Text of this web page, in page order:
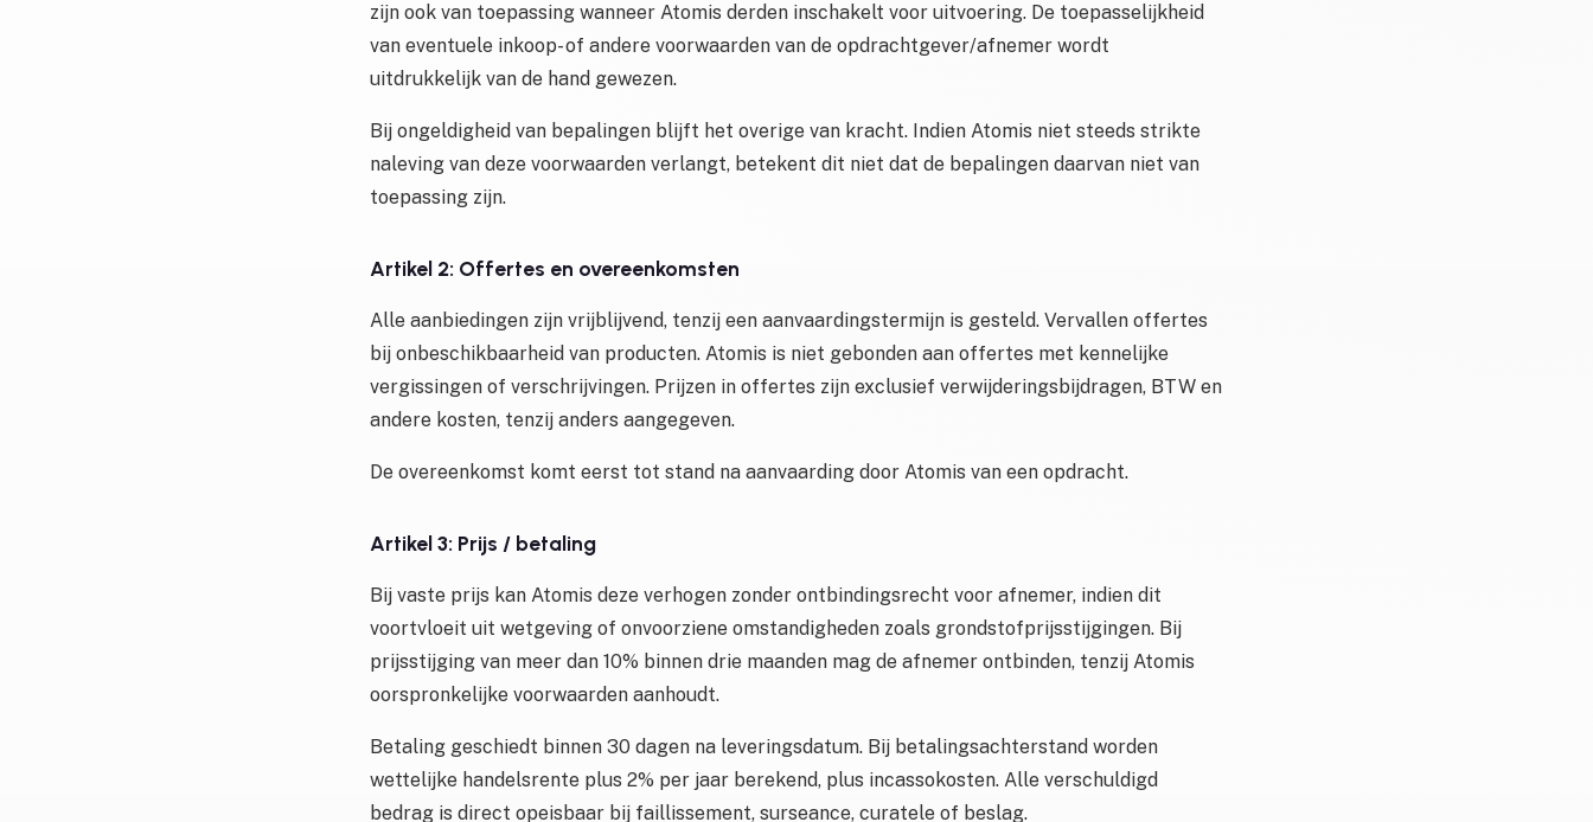
zijn ook van toepassing wanneer Atomis derden inschakelt voor uitvoering. De toepasselijkheid
van eventuele inkoop- of andere voorwaarden van de opdrachtgever/afnemer wordt
uitdrukkelijk van de hand gewezen.
Bij ongeldigheid van bepalingen blijft het overige van kracht. Indien Atomis niet steeds strikte
naleving van deze voorwaarden verlangt, betekent dit niet dat de bepalingen daarvan niet van
toepassing zijn.
Artikel 2: Offertes en overeenkomsten
Alle aanbiedingen zijn vrijblijvend, tenzij een aanvaardingstermijn is gesteld. Vervallen offertes
bij onbeschikbaarheid van producten. Atomis is niet gebonden aan offertes met kennelijke
vergissingen of verschrijvingen. Prijzen in offertes zijn exclusief verwijderingsbijdragen, BTW en
andere kosten, tenzij anders aangegeven.
De overeenkomst komt eerst tot stand na aanvaarding door Atomis van een opdracht.
Artikel 3: Prijs / betaling
Bij vaste prijs kan Atomis deze verhogen zonder ontbindingsrecht voor afnemer, indien dit
voortvloeit uit wetgeving of onvoorziene omstandigheden zoals grondstofprijsstijgingen. Bij
prijsstijging van meer dan 10% binnen drie maanden mag de afnemer ontbinden, tenzij Atomis
oorspronkelijke voorwaarden aanhoudt.
Betaling geschiedt binnen 30 dagen na leveringsdatum. Bij betalingsachterstand worden
wettelijke handelsrente plus 2% per jaar berekend, plus incassokosten. Alle verschuldigd
bedrag is direct opeisbaar bij faillissement, surseance, curatele of beslag.